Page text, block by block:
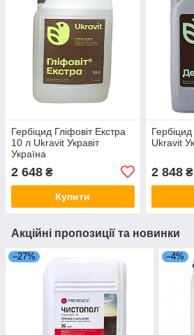
Гербіцид Гліфовіт Екстра
10 л Ukravit Укравіт
Україна
2 648 ₴
Купити
Ukravit
2 848₴
Акційні пропозиції та новинки
–27% –4%